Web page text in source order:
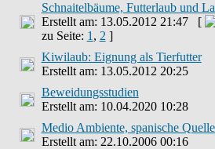
Schnaitelbäume, Futterlaub und
Erstellt am: 13.05.2012 21:47 [
zu Seite: 1 , 2 ]
Kiwilaub: Eignung als Tierfutter
Erstellt am: 13.05.2012 20:25
Beweidungsstudien
Erstellt am: 10.04.2020 10:28
Medio Ambiente, spanische
Erstellt am: 22.10.2006 00:16